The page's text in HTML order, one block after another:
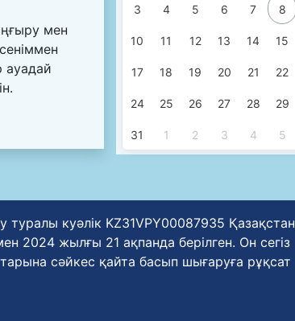
мен
ауадай
3 4 5 6 7 8
10 11 12 13 14 15
17 18 19 20 21 22
24 25 26 27 28 29
31 1 2 3 4 5
туралы куәлік KZ31VPY00087935 Қазақстан
2024 жылғы 21 ақпанда берілген. Он сегіз
сәйкес қайта басып шығаруға рұқсат